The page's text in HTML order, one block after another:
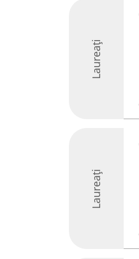
Laureați
Laureați